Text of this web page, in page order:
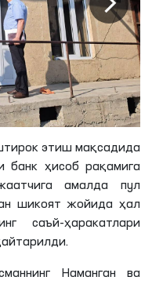
этиш мақсадида
банк ҳисоб рақамига
амалда пул
шикоят жойида ҳал
саъй-ҳаракатлари
Наманган ва